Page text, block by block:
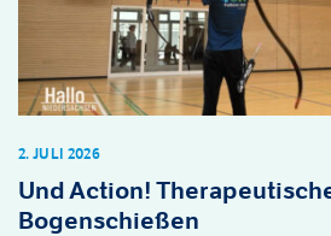
Und Action!
Bogenschießen
2. JULI 2026